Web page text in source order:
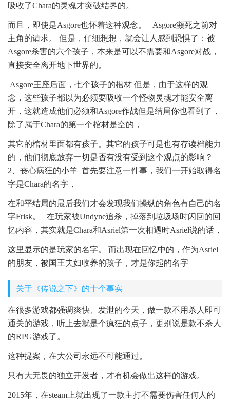
吸收了Chara的灵魂才突破结界的。
而且，即使是Asgore也怀着这种观念。 Asgore濒死之前对
主角的请求。 但是，仔细想想，就会让人感到恐惧了：被
Asgore杀害的六个孩子，本来是可以不需要和Asgore对战，
直接安全离开地下世界的。
Asgore王座后面，七个孩子的棺材 但是，由于这样的观
念，这些孩子都以为必须要吸收一个怪物灵魂才能安全离
开，这就造成他们必须和Asgore作战但是结局你也看到了，
除了属于Chara的第一个棺材是空的，
其它的棺材里面都有孩子。其它的孩子可是也有存读档能力
的，他们彻底放弃一切是否有没有受到这个观点的影响？
2、丧心病狂的小羊 首先要注意一件事，我们一开始取得名
字是Chara的名字，
在和平结局的最后我们才会发现我们操纵的角色有自己的名
字Frisk。 在玩家被Undyne追杀，掉落到垃圾场时闪回的回
忆内容，其实就是Chara和Asriel第一次相遇时Asriel说的话，
这里显示的是玩家的名字。 而出现在回忆中的，作为Asriel
的朋友，被国王夫妇收养的孩子，才是你起的名字
关于《传说之下》的十个事实
在很多游戏都强调爽快、发泄的今天，做一款不用杀人即可
通关的游戏，听上去就是个疯狂的点子，更别说是款不杀人
的RPG游戏了。
这种提案，在大公司永远不可能通过。
只有大无畏的独立开发者，才有机会做出这样的游戏。
2015年，在steam上就出现了一款主打不需要伤害任何人的